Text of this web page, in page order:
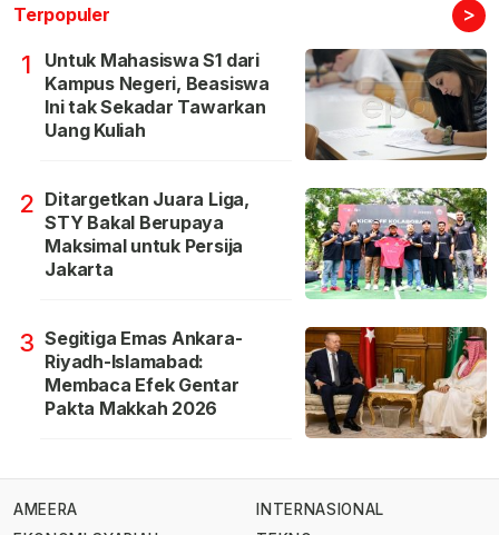
Terpopuler >
1
Untuk Mahasiswa S1 dari
Kampus Negeri, Beasiswa
Ini tak Sekadar Tawarkan
Uang Kuliah
2 Ditargetkan Juara Liga,
STY Bakal Berupaya
Maksimal untuk Persija
Jakarta
3 Segitiga Emas Ankara-
Riyadh-Islamabad:
Membaca Efek Gentar
Pakta Makkah 2026
AMEERA
INTERNASIONAL